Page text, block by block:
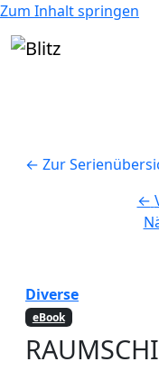
Zum Inhalt springen
← Zur
←
Diverse
eBook